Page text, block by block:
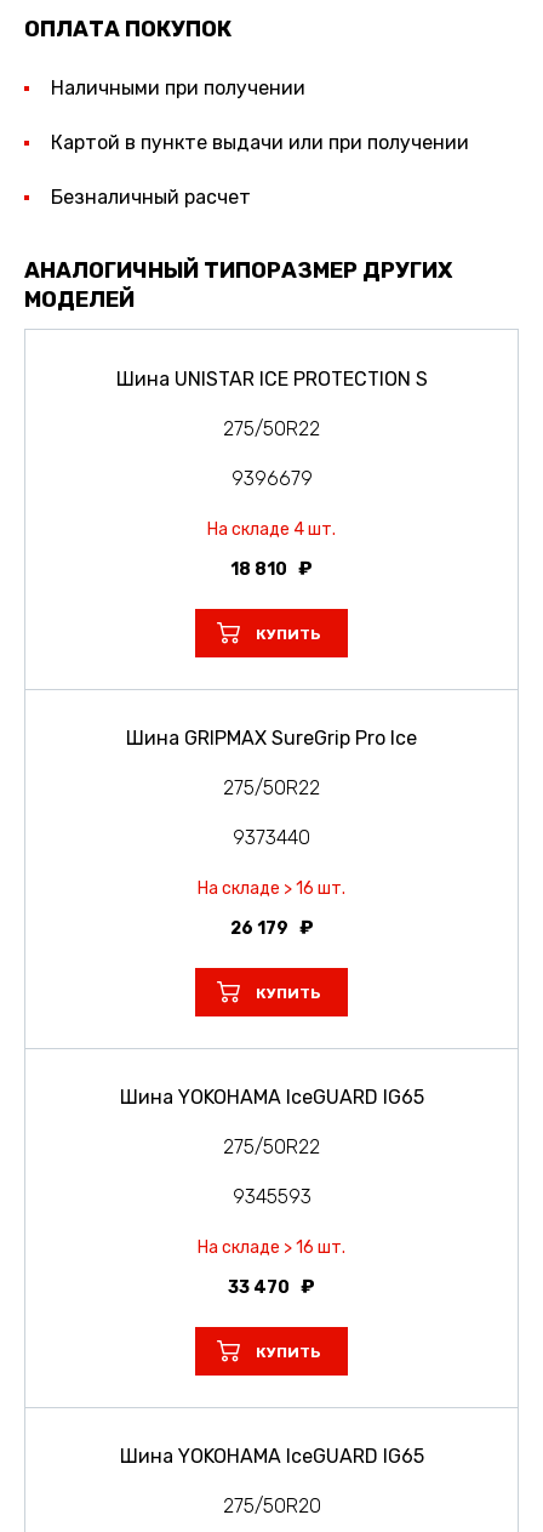
ОПЛАТА ПОКУПОК
Наличными при получении
Картой в пункте выдачи или при получении
Безналичный расчет
АНАЛОГИЧНЫЙ ТИПОРАЗМЕР ДРУГИХ
МОДЕЛЕЙ
Шина UNISTAR ICE PROTECTION S
275/50R22
9396679
На складе 4 шт.
18 810
КУПИТЬ
Шина GRIPMAX SureGrip Pro Ice
275/50R22
9373440
На складе > 16 шт.
26 179
КУПИТЬ
Шина YOKOHAMA IceGUARD IG65
275/50R22
9345593
На складе > 16 шт.
33 470
КУПИТЬ
Шина YOKOHAMA IceGUARD IG65
275/50R20